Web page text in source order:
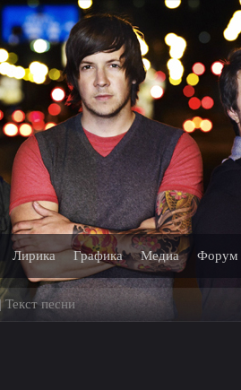
Лирика Графика Медиа Форум
песни